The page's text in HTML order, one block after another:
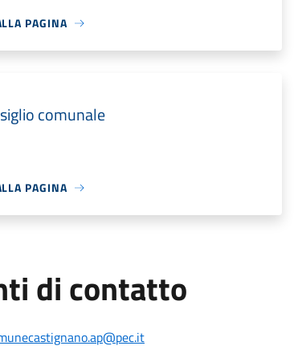
PAGINA
comunale
PAGINA
di contatto